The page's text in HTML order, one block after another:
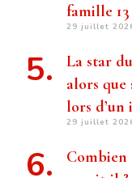
famille
29 juillet
La star
alors que
lors
29 juillet
Combien